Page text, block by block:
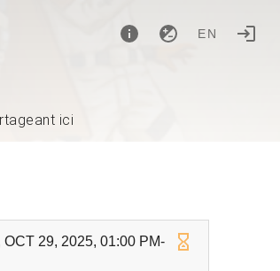
EN
ici
29, 2025, 01:00 PM-